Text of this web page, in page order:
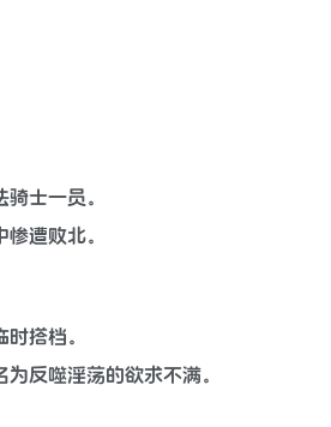
士一员。
遭败北。
搭档。
反噬淫荡的欲求不满。